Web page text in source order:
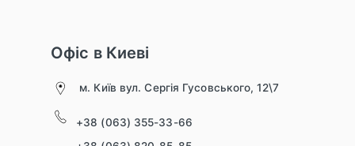
Офіс в Киеві
м. Київ вул. Сергія Гусовського, 12\7
+38 (063) 355-33-66